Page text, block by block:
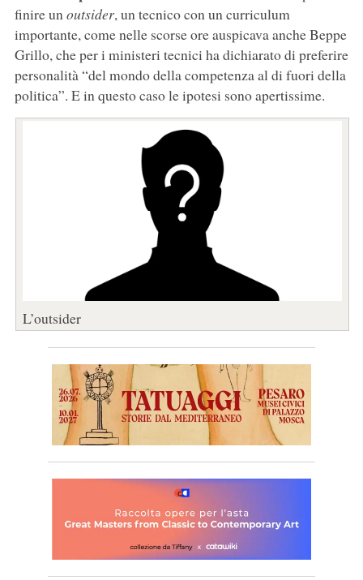
finire unoutsider, un tecnico con un curriculum
importante, come nelle scorse ore auspicava anche Beppe
Grillo, che per i ministeri tecnici ha dichiarato di preferire
personalità “del mondo della competenza al di fuori della
politica”. E in questo caso le ipotesi sono apertissime.
L’outsider